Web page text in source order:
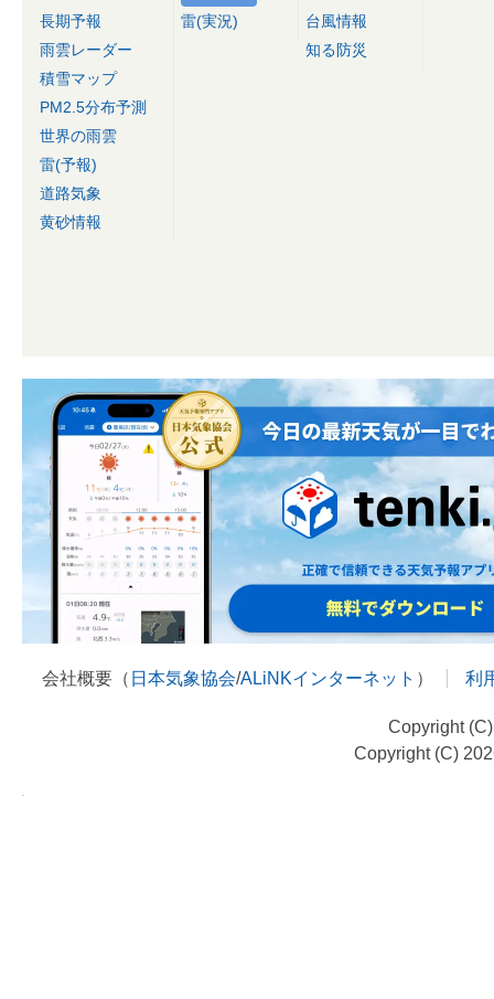
長期予報
雨雲レーダー
積雪マップ
PM2.5分布予測
世界の雨雲
雷(予報)
道路気象
黄砂情報
雷(実況)
台風情報
知る防災
会社概要（ 日本気象協会/ALiNKインターネット ） 利
Copyright
Copyright (C)